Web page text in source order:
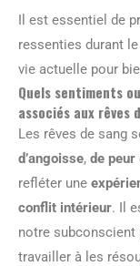
Il est essentiel de
ressenties durant
vie actuelle pour
Quels sentiments
associés aux rêves
Les rêves de sang
d’angoisse, de peur
refléter une
conflit intérieur. Il
notre
travailler à les